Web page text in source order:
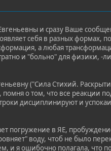
и сразу Ваше
себя в разных
а любая
и "больно" для физики,
("Сила Стихий.
помня о том, что все реакции
дисциплинируют и
погружение в ЯЕ,
воду, чтоб не было
и я ошибочно полагала,